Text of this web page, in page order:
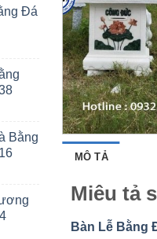
Đá
Bằng
MÔ TẢ
Miêu tả
Bàn Lễ Bằng